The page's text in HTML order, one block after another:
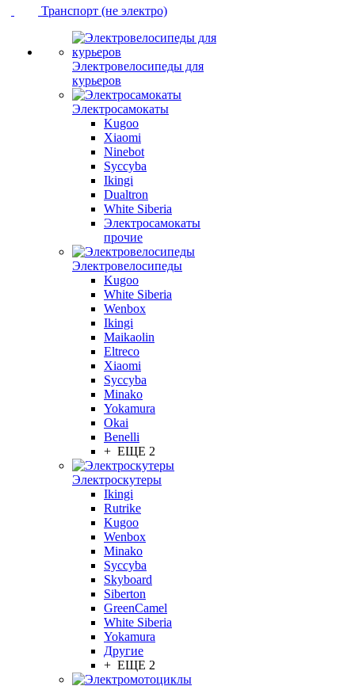
Транспорт (не электро)
Электровелосипеды для
курьеров
Электросамокаты
Kugoo
Xiaomi
Ninebot
Syccyba
Ikingi
Dualtron
White Siberia
Электросамокаты
прочие
Электровелосипеды
Kugoo
White Siberia
Wenbox
Ikingi
Maikaolin
Eltreco
Xiaomi
Syccyba
Minako
Yokamura
Okai
Benelli
+ ЕЩЕ 2
Электроскутеры
Ikingi
Rutrike
Kugoo
Wenbox
Minako
Syccyba
Skyboard
Siberton
GreenCamel
White Siberia
Yokamura
Другие
+ ЕЩЕ 2